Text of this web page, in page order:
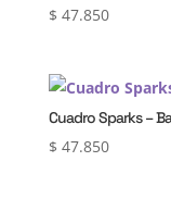
$ 47.850
Cuadro Sparks –
$ 47.850